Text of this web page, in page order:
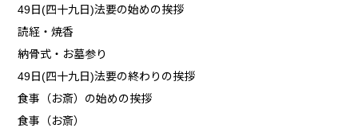
49日(四十九日)法要の始めの挨拶
読経・焼香
納骨式・お墓参り
49日(四十九日)法要の終わりの挨拶
食事（お斎）の始めの挨拶
食事（お斎）